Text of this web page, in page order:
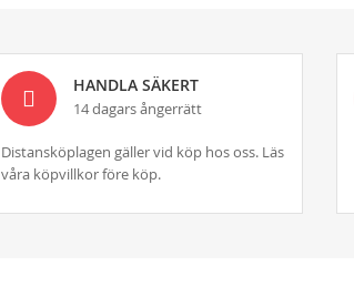
HANDLA SÄKERT
14 dagars ångerrätt
Distansköplagen gäller vid köp hos oss. Läs
våra köpvillkor före köp.